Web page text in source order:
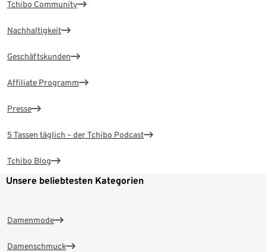
Tchibo Community
Nachhaltigkeit
Geschäftskunden
Affiliate Programm
Presse
5 Tassen täglich – der Tchibo Podcast
Tchibo Blog
Unsere beliebtesten Kategorien
Damenmode
Damenschmuck